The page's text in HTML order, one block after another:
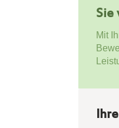
Sie
Mit